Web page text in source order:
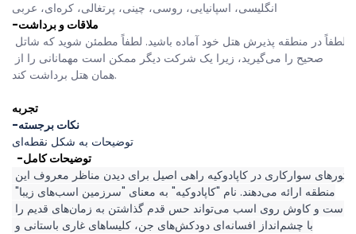
-ملاقات و برداشت
همان هتل برداشت کند.
تجربه
-نکات برجسته
توضیحات به شکل نقطه‌ای
-توضیحات کامل